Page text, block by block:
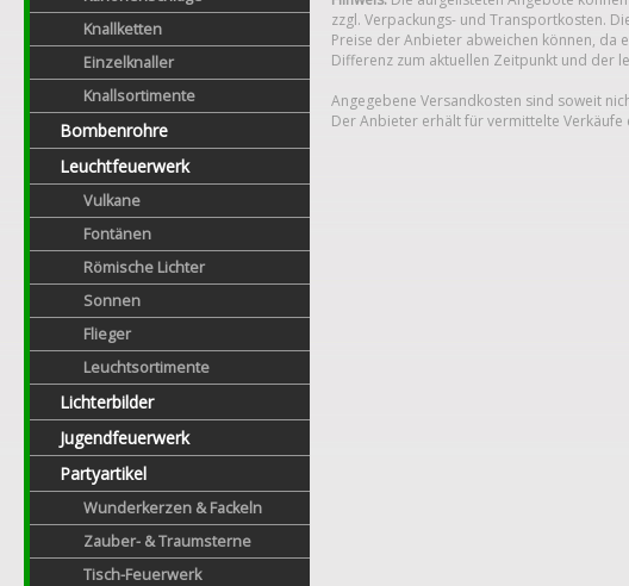
Knallketten
Einzelknaller
Knallsortimente
Bombenrohre
Leuchtfeuerwerk
Vulkane
Fontänen
Römische Lichter
Sonnen
Flieger
Leuchtsortimente
Lichterbilder
Jugendfeuerwerk
Partyartikel
Wunderkerzen & Fackeln
Zauber- & Traumsterne
Tisch-Feuerwerk
zzgl. Verpackungs- und Transportkosten.
Preise der Anbieter abweichen können, da
Differenz zum aktuellen Zeitpunkt und der
Angegebene Versandkosten sind soweit
Der Anbieter erhält für vermittelte